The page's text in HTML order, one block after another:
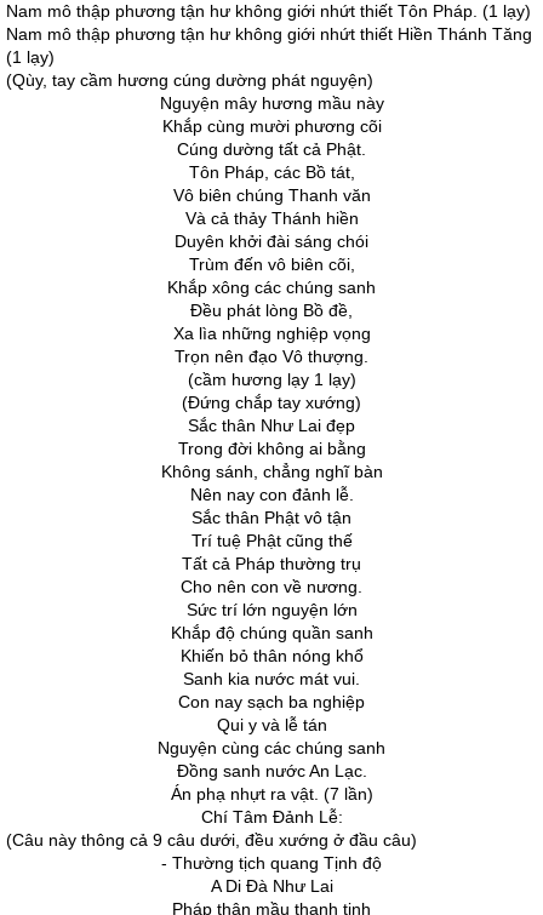
Nam mô thập phương tận hư không giới nhứt thiết Tôn Pháp. (1 lạy)
Nam mô thập phương tận hư không giới nhứt thiết Hiền Thánh Tăng
(1 lạy)
(Qùy, tay cầm hương cúng dường phát nguyện)
Nguyện mây hương mầu này
Khắp cùng mười phương cõi
Cúng dường tất cả Phật.
Tôn Pháp, các Bồ tát,
Vô biên chúng Thanh văn
Và cả thảy Thánh hiền
Duyên khởi đài sáng chói
Trùm đến vô biên cõi,
Khắp xông các chúng sanh
Ðều phát lòng Bồ đề,
Xa lìa những nghiệp vọng
Trọn nên đạo Vô thượng.
(cầm hương lạy 1 lạy)
(Ðứng chắp tay xướng)
Sắc thân Như Lai đẹp
Trong đời không ai bằng
Không sánh, chẳng nghĩ bàn
Nên nay con đảnh lễ.
Sắc thân Phật vô tận
Trí tuệ Phật cũng thế
Tất cả Pháp thường trụ
Cho nên con về nương.
Sức trí lớn nguyện lớn
Khắp độ chúng quần sanh
Khiến bỏ thân nóng khổ
Sanh kia nước mát vui.
Con nay sạch ba nghiệp
Qui y và lễ tán
Nguyện cùng các chúng sanh
Ðồng sanh nước An Lạc.
Án phạ nhựt ra vật. (7 lần)
Chí Tâm Ðảnh Lễ:
(Câu này thông cả 9 câu dưới, đều xướng ở đầu câu)
- Thường tịch quang Tịnh độ
A Di Ðà Như Lai
Pháp thân mầu thanh tịnh